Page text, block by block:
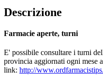
Descrizione
Farmacie aperte, turni
E' possibile consultare i turni
provincia aggiornati ogni mese
link: http://